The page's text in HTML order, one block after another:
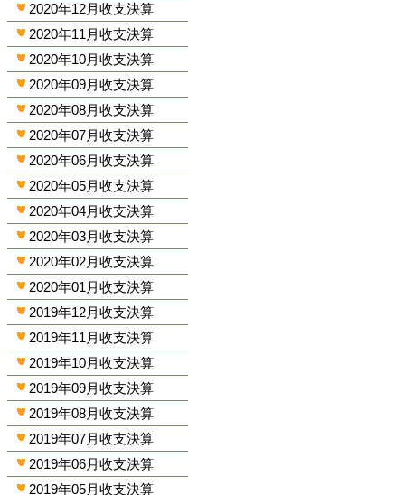
2020年12月收支決算
2020年11月收支決算
2020年10月收支決算
2020年09月收支決算
2020年08月收支決算
2020年07月收支決算
2020年06月收支決算
2020年05月收支決算
2020年04月收支決算
2020年03月收支決算
2020年02月收支決算
2020年01月收支決算
2019年12月收支決算
2019年11月收支決算
2019年10月收支決算
2019年09月收支決算
2019年08月收支決算
2019年07月收支決算
2019年06月收支決算
2019年05月收支決算